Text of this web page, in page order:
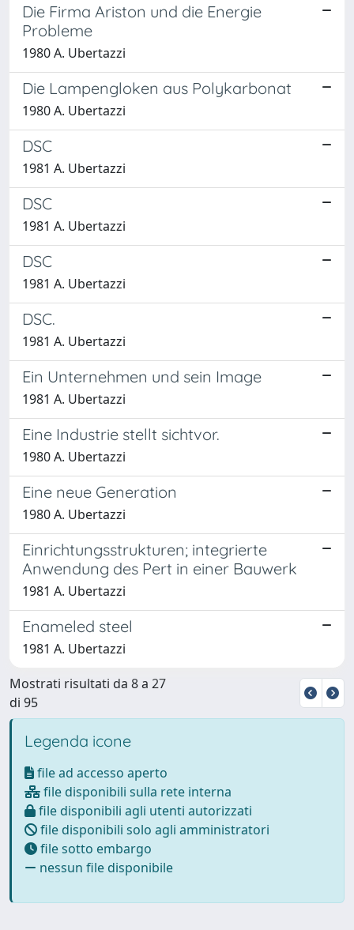
Die Firma Ariston und die Energie
Probleme
1980 A. Ubertazzi
Die Lampengloken aus Polykarbonat
1980 A. Ubertazzi
DSC
1981 A. Ubertazzi
DSC
1981 A. Ubertazzi
DSC
1981 A. Ubertazzi
DSC.
1981 A. Ubertazzi
Ein Unternehmen und sein Image
1981 A. Ubertazzi
Eine Industrie stellt sichtvor.
1980 A. Ubertazzi
Eine neue Generation
1980 A. Ubertazzi
Einrichtungsstrukturen; integrierte
Anwendung des Pert in einer Bauwerk
1981 A. Ubertazzi
Enameled steel
1981 A. Ubertazzi
Mostrati risultati da 8 a 27
di 95
Legenda icone
file ad accesso aperto
file disponibili sulla rete interna
file disponibili agli utenti autorizzati
file disponibili solo agli amministratori
file sotto embargo
nessun file disponibile